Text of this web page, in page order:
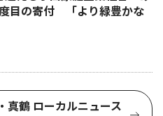
目の寄付 「より緑豊かな
真鶴 ローカルニュース